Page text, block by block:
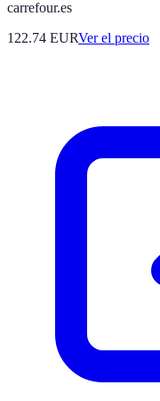
carrefour.es
122.74 EURVer el precio